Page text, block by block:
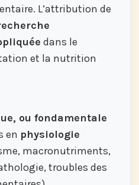
L’attribution de
dans le
et la nutrition
ou fondamentale
en physiologie
macronutriments,
troubles des